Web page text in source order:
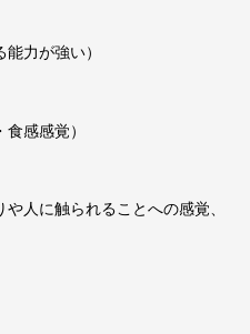
力が強い）
感感覚）
人に触られることへの感覚、